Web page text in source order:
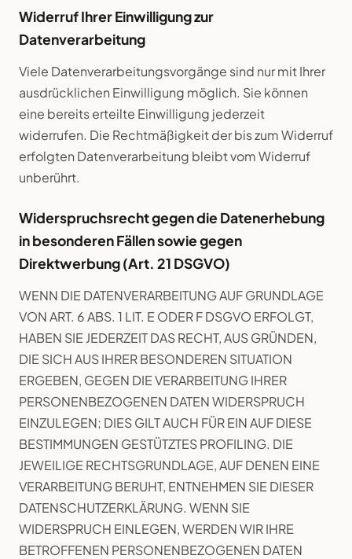
Widerruf Ihrer Einwilligung zur
Datenverarbeitung
Viele Datenverarbeitungsvorgänge sind nur mit Ihrer
ausdrücklichen Einwilligung möglich. Sie können
eine bereits erteilte Einwilligung jederzeit
widerrufen. Die Rechtmäßigkeit der bis zum Widerruf
erfolgten Datenverarbeitung bleibt vom Widerruf
unberührt.
Widerspruchsrecht gegen die Datenerhebung
in besonderen Fällen sowie gegen
Direktwerbung (Art. 21 DSGVO)
WENN DIE DATENVERARBEITUNG AUF GRUNDLAGE
VON ART. 6 ABS. 1 LIT. E ODER F DSGVO ERFOLGT,
HABEN SIE JEDERZEIT DAS RECHT, AUS GRÜNDEN,
DIE SICH AUS IHRER BESONDEREN SITUATION
ERGEBEN, GEGEN DIE VERARBEITUNG IHRER
PERSONENBEZOGENEN DATEN WIDERSPRUCH
EINZULEGEN; DIES GILT AUCH FÜR EIN AUF DIESE
BESTIMMUNGEN GESTÜTZTES PROFILING. DIE
JEWEILIGE RECHTSGRUNDLAGE, AUF DENEN EINE
VERARBEITUNG BERUHT, ENTNEHMEN SIE DIESER
DATENSCHUTZERKLÄRUNG. WENN SIE
WIDERSPRUCH EINLEGEN, WERDEN WIR IHRE
BETROFFENEN PERSONENBEZOGENEN DATEN